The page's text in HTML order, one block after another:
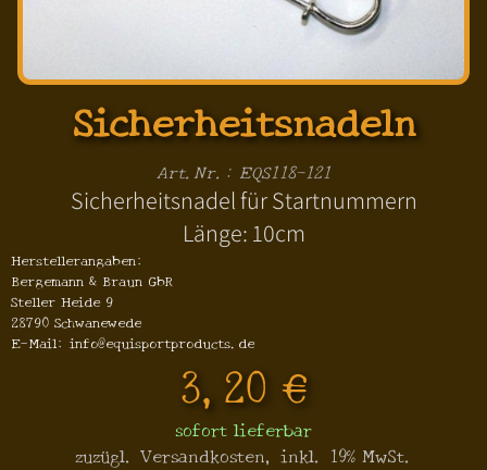
Sicherheitsnadeln
Art.Nr.: EQS118-121
Sicherheitsnadel für Startnummern
Länge: 10cm
Herstellerangaben:
Bergemann & Braun GbR
Steller Heide 9
28790 Schwanewede
E-Mail: info@equisportproducts.de
3,20 €
sofort lieferbar
zuzügl. Versandkosten, inkl. 19% MwSt.